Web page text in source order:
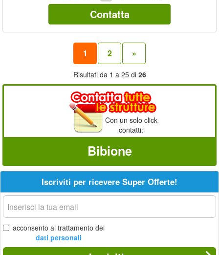
Contatta
1 2 »
Risultati da 1 a 25 di 26
Con un solo click
contatti:
Bibione
Iscriviti per ricevere Super Offerte!
La
tua
email
acconsento al trattamento dei
dati personali